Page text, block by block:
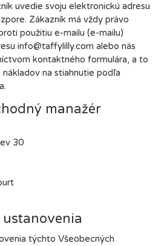
uvedie svoju elektronickú adresu
Zákazník má vždy právo
použitiu e-mailu (e-mailu)
info@taffylilly.com alebo nás
kontaktného formulára, a to
na stiahnutie podľa
manažér
30
ustanovenia
týchto Všeobecných